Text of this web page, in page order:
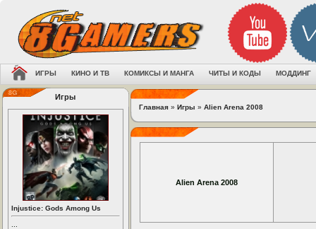
ИГРЫ КИНО И ТВ КОМИКСЫ И МАНГА ЧИТЫ И КОДЫ МОДДИНГ
Игры
Injustice: Gods Among Us
Главная » Игры » Alien Arena 2008
Alien Arena 2008